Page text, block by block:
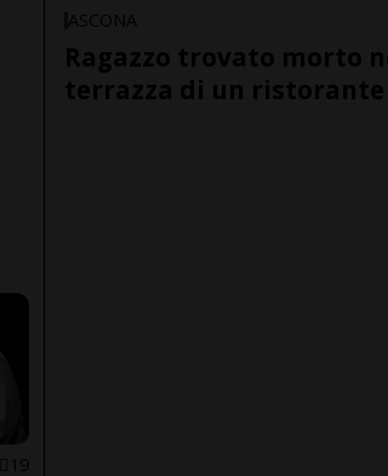
19
ASCONA
Ragazzo trovato morto
terrazza di un ristorante